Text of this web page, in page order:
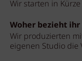
Wir starten in
Woher bezieht ihr
Wir produzierten
eigenen Studio die